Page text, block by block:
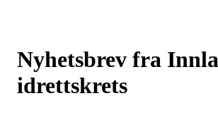
Nyhetsbrev fra
idrettskrets